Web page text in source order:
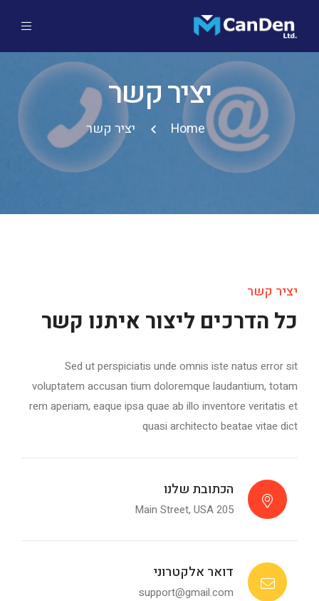
יציר קשר
Home יציר קשר
יציר קשר
כל הדרכים ליצור איתנו קשר
Sed ut perspiciatis unde omnis iste natus error sit
voluptatem accusan tium doloremque laudantium, totam
rem aperiam, eaque ipsa quae ab illo inventore veritatis et
quasi architecto beatae vitae dict
הכתובת שלנו
205 Main Street, USA
דואר אלקטרוני
support@gmail.com